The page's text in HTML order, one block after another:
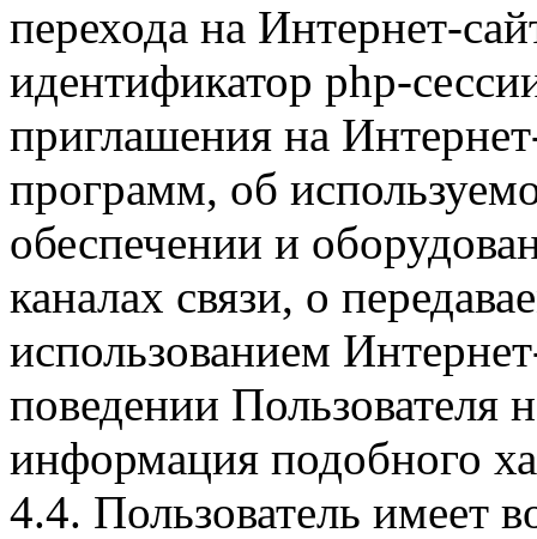
перехода на Интернет-
идентификатор php-
приглашения на
программ, об
обеспечении и
каналах связи, о
использованием
поведении Пользователя
информация подобного
4.4. Пользователь имеет